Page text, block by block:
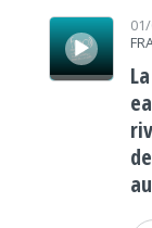
Lecteur audio